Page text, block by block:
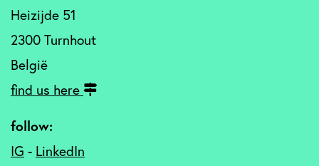
Heizijde 51
2300 Turnhout
België
find us here
follow:
IG - LinkedIn